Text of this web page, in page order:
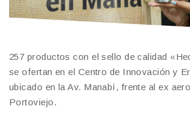
257 productos con el sello de calidad
se ofertan en el Centro de Innovación y
ubicado en la Av. Manabí, frente al ex
Portoviejo.